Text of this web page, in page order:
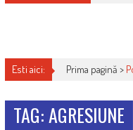
Esti aici: Prima pagină >
TAG: AGRESIUNE